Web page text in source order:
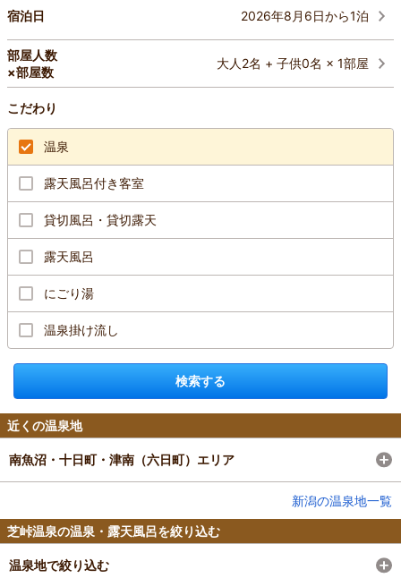
宿泊日 2026年8月6日から1泊
部屋人数
×部屋数
大人2名 + 子供0名 × 1部屋
こだわり
温泉
露天風呂付き客室
貸切風呂・貸切露天
露天風呂
にごり湯
温泉掛け流し
検索する
近くの温泉地
南魚沼・十日町・津南（六日町）エリア
新潟の温泉地一覧
芝峠温泉の温泉・露天風呂を絞り込む
温泉地で絞り込む